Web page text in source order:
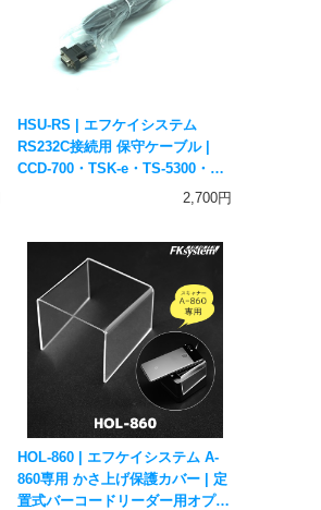
HSU-RS | エフケイシステム
RS232C接続用 保守ケーブル |
CCD-700・TSK-e・TS-5300・
KS-5300・DS-2300・DS-3300専
2,700円
HOL-860 | エフケイシステム A-
860専用 かさ上げ保護カバー | 定
置式バーコードリーダー用オプシ